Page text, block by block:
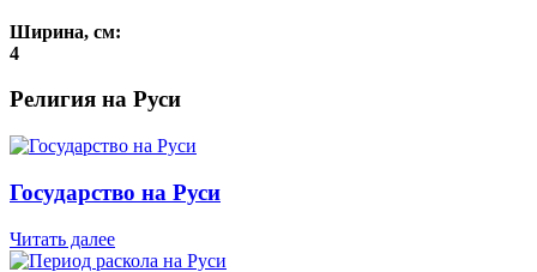
Ширина, см:
4
Религия на Руси
Государство на Руси
Читать далее